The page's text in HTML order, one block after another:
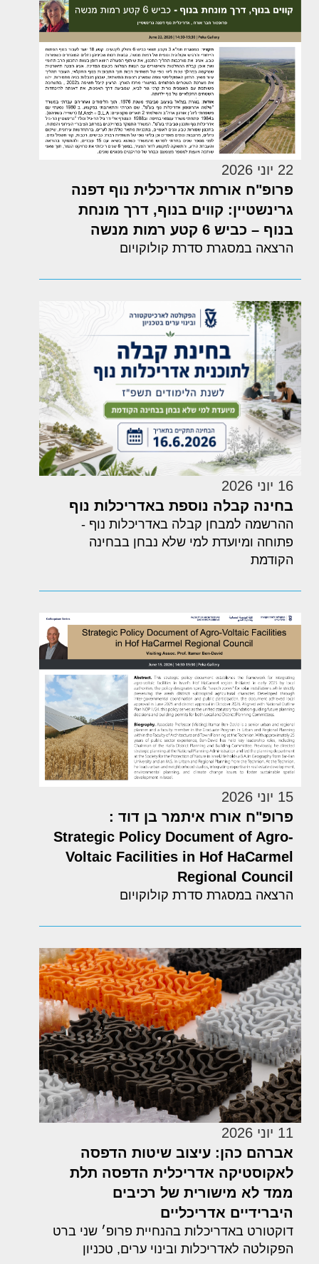
22 יוני 2026
פרופ"ח אורחת אדריכלית נוף דפנה
גרינשטיין: קווים בנוף, דרך מונחת
בנוף – כביש 6 קטע רמות מנשה
הרצאה במסגרת סדרת קולוקויום
16 יוני 2026
בחינה קבלה נוספת באדריכלות נוף
ההרשמה למבחן קבלה באדריכלות נוף -
פתוחה ומיועדת למי שלא נבחן בבחינה
הקודמת
15 יוני 2026
פרופ"ח אורח איתמר בן דוד :
Strategic Policy Document of Agro-
Voltaic Facilities in Hof HaCarmel
Regional Council
הרצאה במסגרת סדרת קולוקויום
11 יוני 2026
אברהם כהן: עיצוב שיטות הדפסה
לאקוסטיקה אדריכלית הדפסה תלת
ממד לא מישורית של רכיבים
היברידיים אדריכליים
דוקטורט באדריכלות בהנחיית פרופ׳ שני ברט
הפקולטה לאדריכלות ובינוי ערים, טכניון